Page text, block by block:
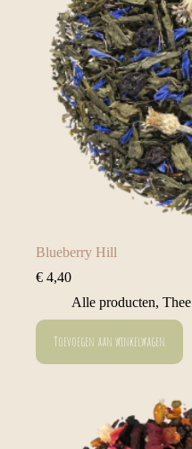
Blueberry Hill
€ 4,40
Alle producten, Thee
Toevoegen aan winkelwagen